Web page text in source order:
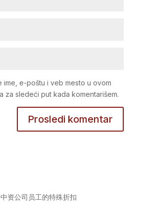
ime, e-poštu i veb mesto u ovom
za sledeći put kada komentarišem.
资公司员工的特殊折扣